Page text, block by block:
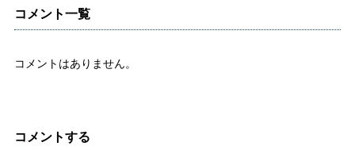
コメント一覧
コメントはありません。
コメントする